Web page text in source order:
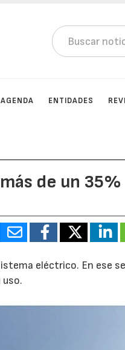
AGENDA ENTIDADES
de un 35%
eléctrico. En ese